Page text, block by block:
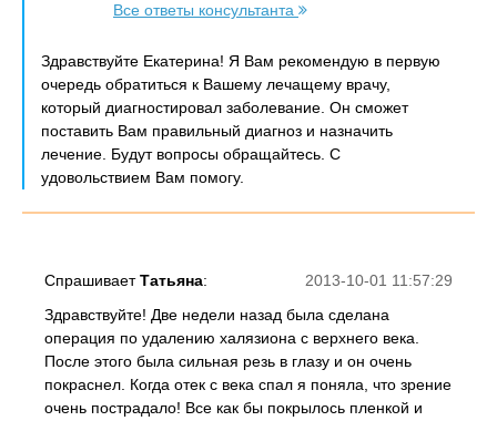
Все ответы консультанта
Здравствуйте Екатерина! Я Вам рекомендую в первую
очередь обратиться к Вашему лечащему врачу,
который диагностировал заболевание. Он сможет
поставить Вам правильный диагноз и назначить
лечение. Будут вопросы обращайтесь. С
удовольствием Вам помогу.
2013-10-01 11:57:29
СпрашиваетТатьяна:
Здравствуйте! Две недели назад была сделана
операция по удалению халязиона с верхнего века.
После этого была сильная резь в глазу и он очень
покраснел. Когда отек с века спал я поняла, что зрение
очень пострадало! Все как бы покрылось пленкой и